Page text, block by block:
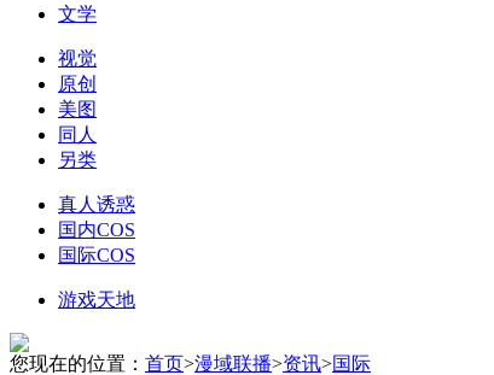
文学
视觉
原创
美图
同人
另类
真人诱惑
国内COS
国际COS
游戏天地
您现在的位置： 首页>漫域联播>资讯>国际